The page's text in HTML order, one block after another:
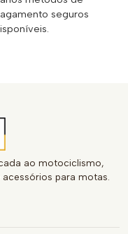
seguros
ao motociclismo,
para motas.